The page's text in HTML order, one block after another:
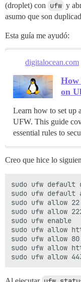
(droplet) con ufw y
asumo que son
Esta guía me ayudó:
digitalocean.com
on
Learn how to set up
UFW. This guide
essential rules to
Creo que hice lo
sudo ufw default
sudo ufw default
sudo ufw allow 22
sudo ufw allow
sudo ufw enable
sudo ufw allow
sudo ufw allow 80
sudo ufw allow